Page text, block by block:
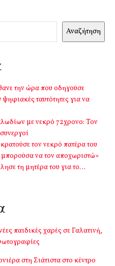
Αναζήτηση
την ώρα που οδηγούσε
ταυτότητες για να
με νεκρό 72χρονο: Τον
τον νεκρό πατέρα του
μπορούσα να τον αποχωριστώ»
τη μητέρα του για το…
παιδικές χαρές σε Γαλατινή,
στη Σιάτιστα στο κέντρο